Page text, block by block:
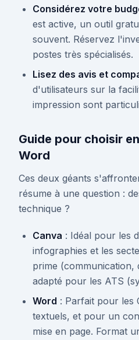
Considérez votre
est active, un outil
souvent. Réservez
postes très spécialisés.
Lisez des avis et
d'utilisateurs sur la
impression sont
Guide pour choisir
Word
Ces deux géants
résume à une question :
technique ?
Canva : Idéal pour les
infographies et les
prime (communication,
adapté pour les ATS
Word : Parfait pour les
textuels, et pour un
mise en page. Format